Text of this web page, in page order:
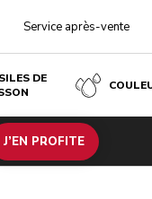
Service après-vente
DE
J’EN PROFITE